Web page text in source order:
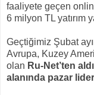
faaliyete geçen
6 milyon TL yatırım
Geçtiğimiz Şubat
Avrupa, Kuzey
olan Ru-Net’ten
alanında pazar